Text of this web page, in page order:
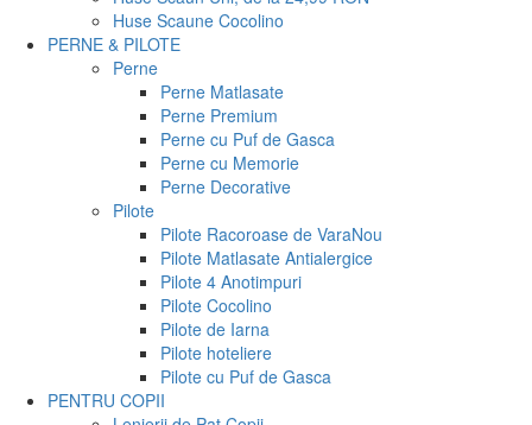
Huse Scaune Cocolino
PERNE & PILOTE
Perne
Perne Matlasate
Perne Premium
Perne cu Puf de Gasca
Perne cu Memorie
Perne Decorative
Pilote
Pilote Racoroase de VaraNou
Pilote Matlasate Antialergice
Pilote 4 Anotimpuri
Pilote Cocolino
Pilote de Iarna
Pilote hoteliere
Pilote cu Puf de Gasca
PENTRU COPII